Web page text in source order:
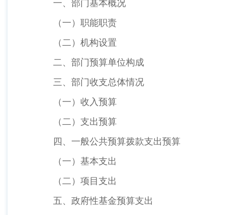
一、部门基本概况
（一）职能职责
（二）机构设置
二、部门预算单位构成
三、部门收支总体情况
（一）收入预算
（二）支出预算
四、一般公共预算拨款支出预算
（一）基本支出
（二）项目支出
五、政府性基金预算支出